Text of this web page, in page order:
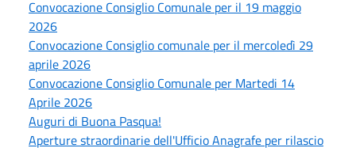
Convocazione Consiglio Comunale per il 19 maggio
2026
Convocazione Consiglio comunale per il mercoledì 29
aprile 2026
Convocazione Consiglio Comunale per Martedi 14
Aprile 2026
Auguri di Buona Pasqua!
Aperture straordinarie dell'Ufficio Anagrafe per rilascio